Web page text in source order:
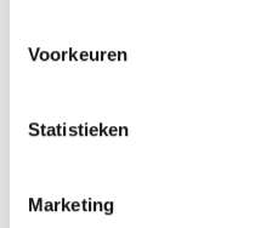
Voorkeuren
Statistieken
Marketing